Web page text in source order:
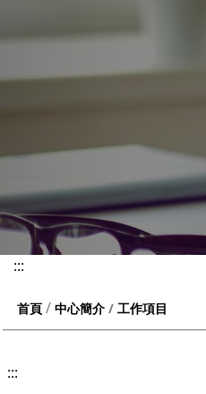
:::
首頁 中心簡介 工作項目
:::